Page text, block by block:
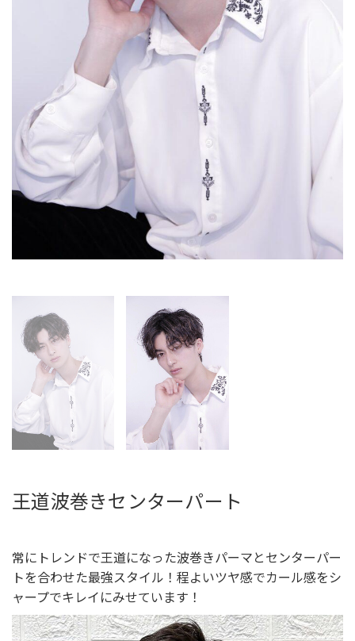
王道波巻きセンターパート
常にトレンドで王道になった波巻きパーマとセンターパー
トを合わせた最強スタイル！程よいツヤ感でカール感をシ
ャープでキレイにみせています！